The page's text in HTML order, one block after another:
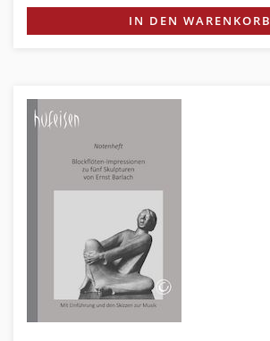
IN DEN WARENKORB